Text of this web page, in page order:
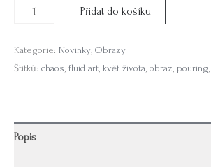
Přidat do košíku
Kategorie: Novinky, Obrazy
Štítků: chaos, fluid art, květ života, obraz, pouring,
Popis